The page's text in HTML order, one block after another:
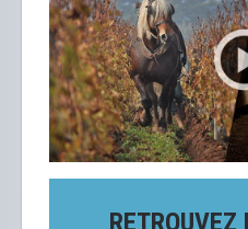
RETROUVEZ